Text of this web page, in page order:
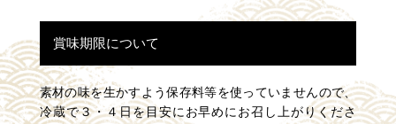
賞味期限について
素材の味を生かすよう保存料等を使っていませんので、
冷蔵で３・４日を目安にお早めにお召し上がりくださ